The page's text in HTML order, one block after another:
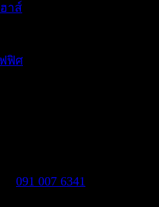
าส์
091 007 6341
ฟิศ